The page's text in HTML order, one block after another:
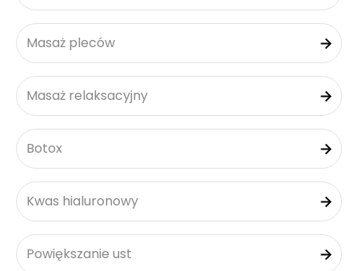
Masaż pleców
Masaż relaksacyjny
Botox
Kwas hialuronowy
Powiększanie ust